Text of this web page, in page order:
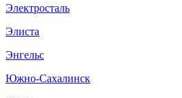
Электросталь
Элиста
Энгельс
Южно-Сахалинск